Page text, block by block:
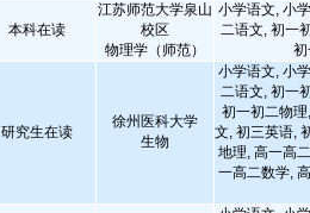
本科在读
江苏师范大学泉山
校区
物理学（师范）
小学语文, 小
二语文, 初一
研究生在读
徐州医科大学
生物
小学语文, 小
二语文, 初一
初一初二物
文, 初三英语,
地理, 高一高
一高二数学,